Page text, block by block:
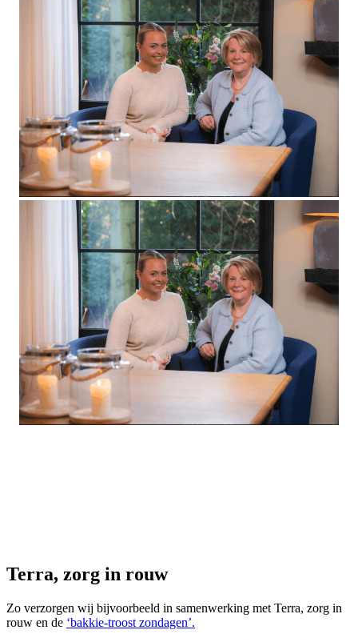
Terra, zorg in rouw
Zo verzorgen wij bijvoorbeeld in samenwerking met Terra, zorg in
rouw en de ‘bakkie-troost zondagen’.